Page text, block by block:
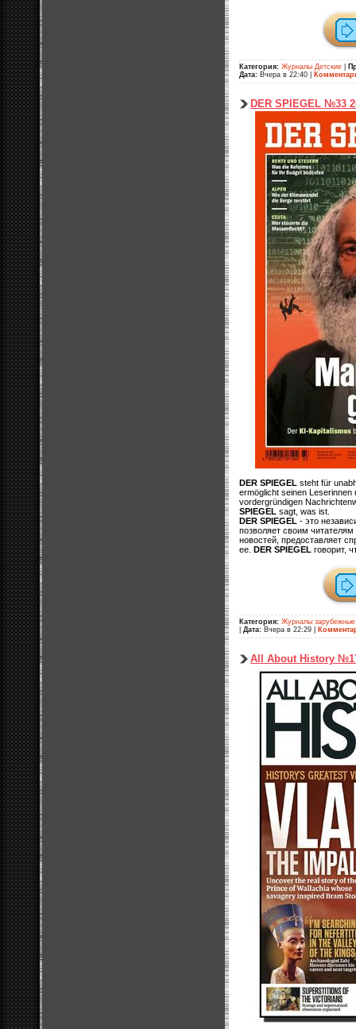
Категория: Журналы Детские
Дата: Вчера в 22:40
DER SPIEGEL №33
DER SPIEGEL steht für
ermöglicht seinen
vordergründigen
SPIEGEL sagt, was ist.
DER SPIEGEL - это
позволяет своим
новостей, предоставляет
ее. DER SPIEGEL говорит,
Категория: Журналы зарубежные
Дата: Вчера в 22:29
All About History